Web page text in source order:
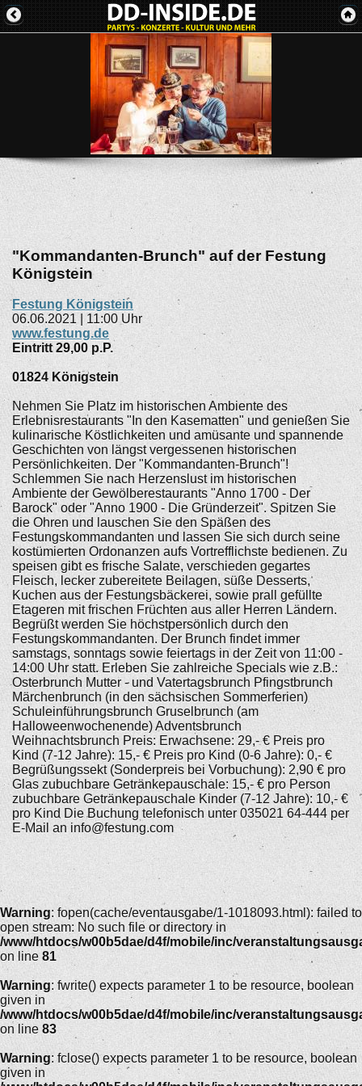
"Kommandanten-Brunch" auf der Festung
Königstein
Festung Königstein
06.06.2021 | 11:00 Uhr
www.festung.de
Eintritt 29,00 p.P.
01824 Königstein
Nehmen Sie Platz im historischen Ambiente des
Erlebnisrestaurants "In den Kasematten" und genießen Sie
kulinarische Köstlichkeiten und amüsante und spannende
Geschichten von längst vergessenen historischen
Persönlichkeiten. Der "Kommandanten-Brunch"!
Schlemmen Sie nach Herzenslust im historischen
Ambiente der Gewölberestaurants "Anno 1700 - Der
Barock" oder "Anno 1900 - Die Gründerzeit". Spitzen Sie
die Ohren und lauschen Sie den Späßen des
Festungskommandanten und lassen Sie sich durch seine
kostümierten Ordonanzen aufs Vortrefflichste bedienen. Zu
speisen gibt es frische Salate, verschieden gegartes
Fleisch, lecker zubereitete Beilagen, süße Desserts,
Kuchen aus der Festungsbäckerei, sowie prall gefüllte
Etageren mit frischen Früchten aus aller Herren Ländern.
Begrüßt werden Sie höchstpersönlich durch den
Festungskommandanten. Der Brunch findet immer
samstags, sonntags sowie feiertags in der Zeit von 11:00 -
14:00 Uhr statt. Erleben Sie zahlreiche Specials wie z.B.:
Osterbrunch Mutter - und Vatertagsbrunch Pfingstbrunch
Märchenbrunch (in den sächsischen Sommerferien)
Schuleinführungsbrunch Gruselbrunch (am
Halloweenwochenende) Adventsbrunch
Weihnachtsbrunch Preis: Erwachsene: 29,- € Preis pro
Kind (7-12 Jahre): 15,- € Preis pro Kind (0-6 Jahre): 0,- €
Begrüßungssekt (Sonderpreis bei Vorbuchung): 2,90 € pro
Glas zubuchbare Getränkepauschale: 15,- € pro Person
zubuchbare Getränkepauschale Kinder (7-12 Jahre): 10,- €
pro Kind Die Buchung telefonisch unter 035021 64-444 per
E-Mail an info@festung.com
Warning: fopen(cache/eventausgabe/1-1018093.html): failed to
open stream: No such file or directory in
/www/htdocs/w00b5dae/d4f/mobile/inc/
on line 81
Warning: fwrite() expects parameter 1 to be resource, boolean
given in
/www/htdocs/w00b5dae/d4f/mobile/inc/
on line 83
Warning: fclose() expects parameter 1 to be resource, boolean
given in